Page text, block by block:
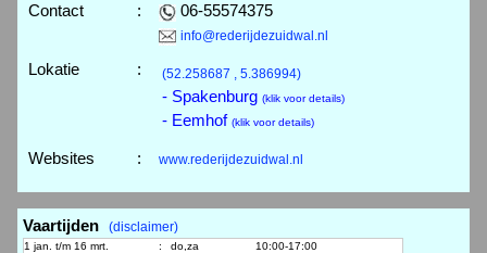
Contact
: 06-55574375
info@rederijdezuidwal.nl
Lokatie : (52.258687 , 5.386994)
- Spakenburg (klik voor details)
- Eemhof (klik voor details)
Websites : www.rederijdezuidwal.nl
Vaartijden (disclaimer)
1 jan. t/m 16 mrt. : do,za
10:00-17:00